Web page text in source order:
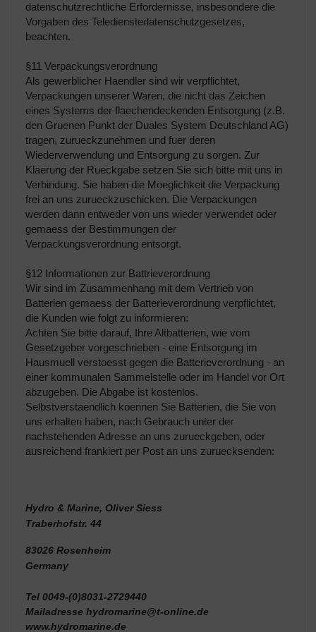
datenschutzrechtliche Erfordernisse, insbesondere die
Vorgaben des Teledienstedatenschutzgesetzes,
beachten.
§11 Verpackungsverordnung
Als gewerblicher Haendler sind wir verpflichtet,
Verpackungen unserer Waren, die nicht das Zeichen
eines Systems der flaechendeckenden Entsorgung (z.B.
den Gruenen Punkt der Duales System Deutschland AG)
tragen, zurueckzunehmen und fuer deren
Wiederverwendung und Entsorgung zu sorgen. Zur
Klaerung der Rueckgabe setzen Sie sich bitte mit uns in
Verbindung. Sie haben die Moeglichkeit die Verpackung
frei an uns zurueckzuschicken. Die Verpackungen
werden dann entweder von uns wieder verwendet oder
gemaess der Bestimmungen der
Verpackungsverordnung entsorgt.
§12 Informationen zur Battrieverordnung
Wir sind im Zusammenhang mit dem Vertrieb von
Batterien gemaess der Batterieverordnung verpflichtet,
die Kunden wie folgt zu informieren:
Achten Sie bitte darauf, Ihre Altbatterien, wie vom
Gesetzgeber vorgeschrieben - eine Entsorgung im
Hausmuell verstoesst gegen die Batterieverordnung - an
einer kommunalen Sammelstelle oder im Handel vor Ort
abzugeben. Die Abgabe ist kostenlos.
Selbstverstaendlich koennen Sie Batterien, die Sie von
uns erhalten haben, nach Gebrauch unter der
nachstehenden Adresse an uns zurueckgeben, oder
ausreichend frankiert per Post an uns zuruecksenden:
Hydro & Marine, Oliver Siess
Traberhofstr. 44
83026 Rosenheim
Germany
Tel 0049-(0)8031-2729440
Mailadresse hydromarine@t-online.de
www.hydromarine.de